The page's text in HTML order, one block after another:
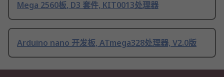
Mega 2560板, D3 套件, KIT0013处理器
Arduino nano 开发板, ATmega328处理器, V2.0版